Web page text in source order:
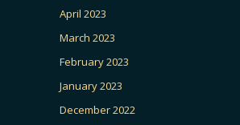
April 2023
March 2023
February 2023
January 2023
December 2022